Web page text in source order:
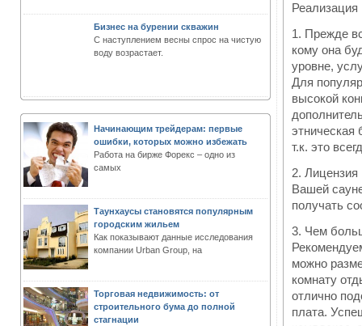
Бизнес на бурении скважин
С наступлением весны спрос на чистую
воду возрастает.
Начинающим трейдерам: первые
ошибки, которых можно избежать
Работа на бирже Форекс – одно из
самых
Таунхаусы становятся популярным
городским жильем
Как показывают данные исследования
компании Urban Group, на
Торговая недвижимость: от
строительного бума до полной
стагнации
Реализация
1. Прежде
кому она
уровне,
Для
высокой
этническая
т.к. это
2. Лицензия
Вашей
получать
3. Чем
можно
комнату
отлично
плата.